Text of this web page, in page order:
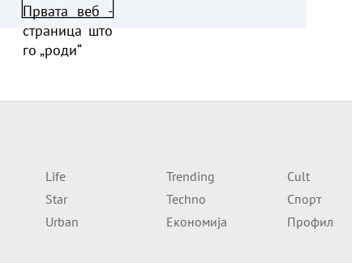
Life
Star
Urban
Trending
Techno
Економија
Cult
Спорт
Профил